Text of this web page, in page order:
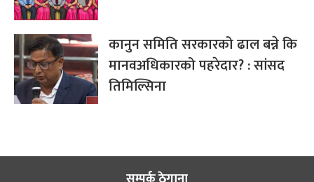
कानुन समिति सरकारको ढाल बन्ने कि
मानवअधिकारको पहरेदार? : सांसद
तिमिल्सिना